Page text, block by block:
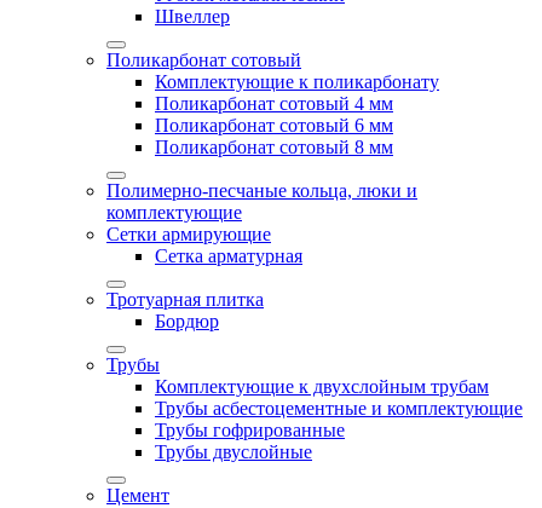
Швеллер
Поликарбонат сотовый
Комплектующие к поликарбонату
Поликарбонат сотовый 4 мм
Поликарбонат сотовый 6 мм
Поликарбонат сотовый 8 мм
Полимерно-песчаные кольца, люки и
комплектующие
Сетки армирующие
Сетка арматурная
Тротуарная плитка
Бордюр
Трубы
Комплектующие к двухслойным трубам
Трубы асбестоцементные и комплектующие
Трубы гофрированные
Трубы двуслойные
Цемент